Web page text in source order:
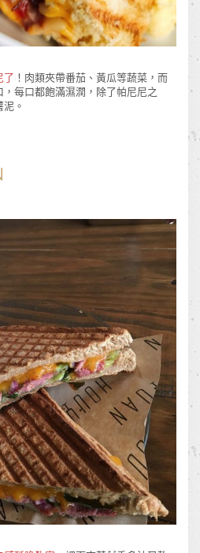
了 ！肉類夾帶番茄、黃瓜等蔬菜，而
每口都飽滿濕潤，除了帕尼尼之
。